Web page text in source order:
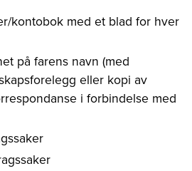
kontobok med et blad for hver
på farens navn (med
eller kopi av
i forbindelse med